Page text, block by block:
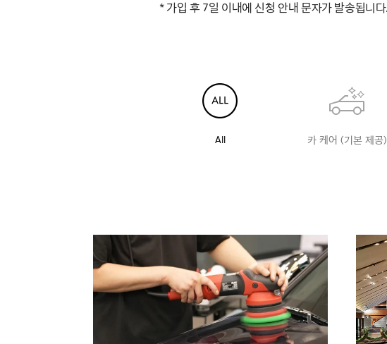
* 가입 후 7일 이내에 신청 안내 문자가 발송됩니다.
All 카 케어 (기본 제공)